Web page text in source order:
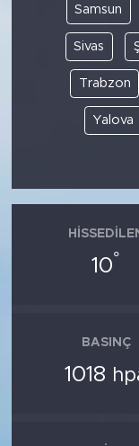
Samsun
Sivas
Trabzon
Yalova
10°
BASINÇ
1018